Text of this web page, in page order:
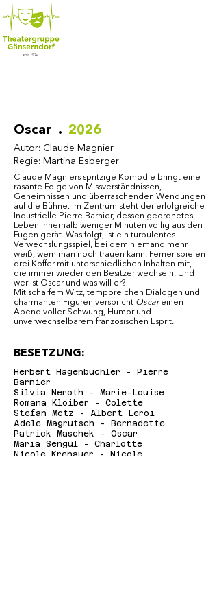
Oscar . 2026
Autor: Claude Magnier
Regie: Martina Esberger
Claude Magniers spritzige Komödie bringt eine
rasante Folge von Missverständnissen,
Geheimnissen und überraschenden Wendungen
auf die Bühne. Im Zentrum steht der erfolgreiche
Industrielle Pierre Barnier, dessen geordnetes
Leben innerhalb weniger Minuten völlig aus den
Fugen gerät. Was folgt, ist ein turbulentes
Verwechslungsspiel, bei dem niemand mehr
weiß, wem man noch trauen kann. Ferner spielen
drei Koffer mit unterschiedlichen Inhalten mit,
die immer wieder den Besitzer wechseln. Und
wer ist Oscar und was will er?
Mit scharfem Witz, temporeichen Dialogen und
charmanten Figuren verspricht Oscareinen
Abend voller Schwung, Humor und
unverwechselbarem französischen Esprit.
BESETZUNG:
Herbert Hagenbüchler - Pierre
Barnier
Silvia Neroth - Marie-Louise
Romana Kloiber - Colette
Stefan Mötz - Albert Leroi
Adele Magrutsch - Bernadette
Patrick Maschek - Oscar
Maria Sengül - Charlotte
Nicole Krenauer - Nicole